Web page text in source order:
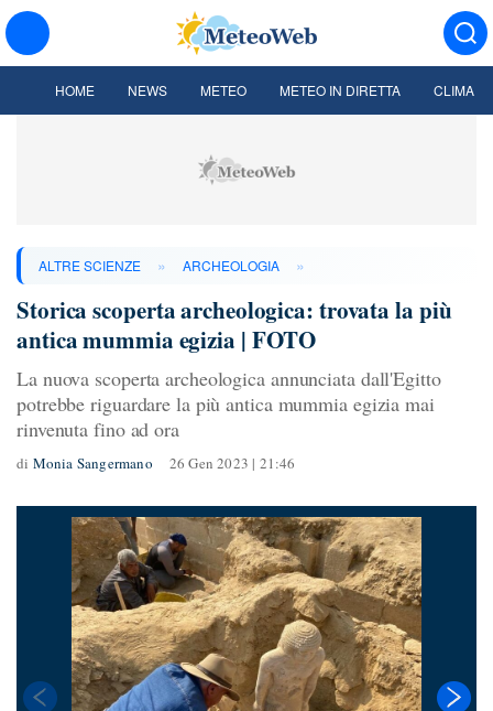
HOME NEWS METEO METEO IN DIRETTA CLIMA
ALTRE SCIENZE » ARCHEOLOGIA »
Storica scoperta archeologica: trovata la più
antica mummia egizia | FOTO
La nuova scoperta archeologica annunciata dall'Egitto
potrebbe riguardare la più antica mummia egizia mai
rinvenuta fino ad ora
di Monia Sangermano 26 Gen 2023 | 21:46